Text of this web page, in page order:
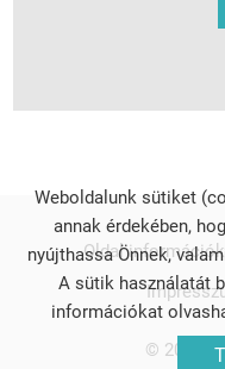
© 2026 -
Oldal információk
Weboldalunk sütiket
annak érdekében,
nyújthassa Önnek,
A sütik használatát
információkat